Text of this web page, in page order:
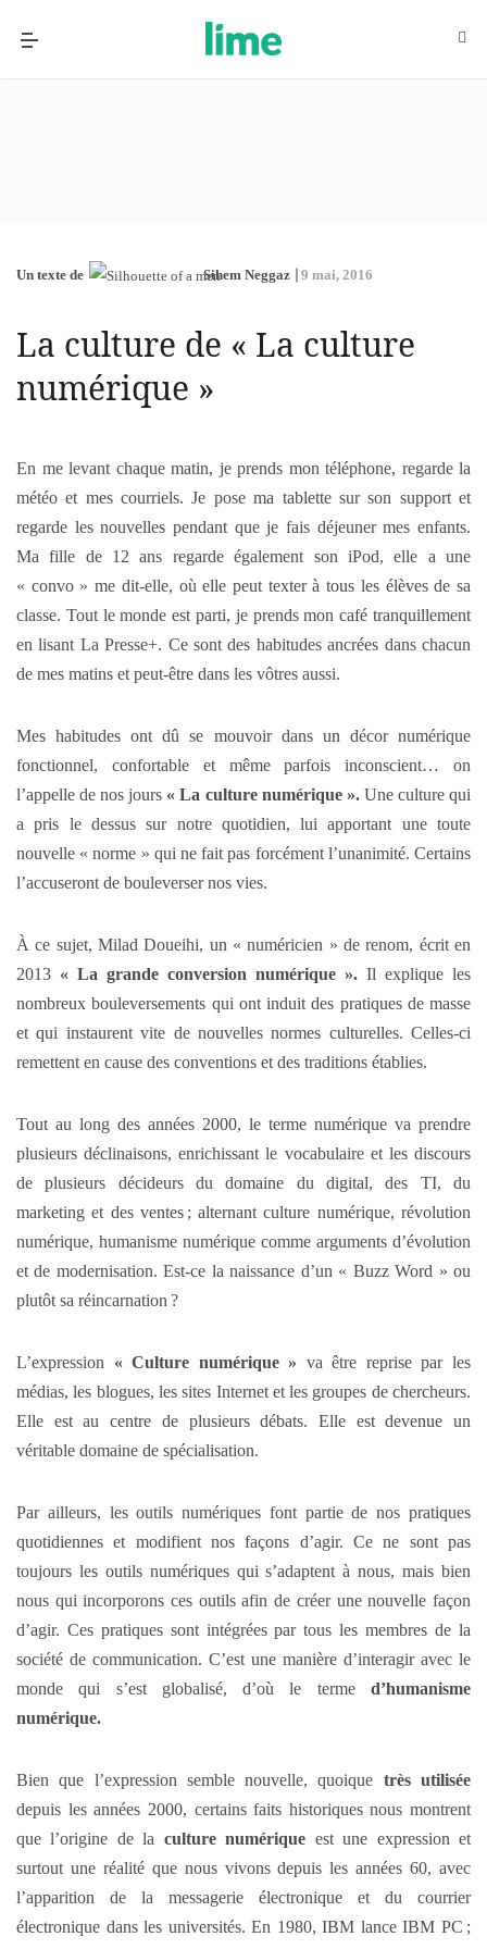
Un texte de Sihem Neggaz 9 mai, 2016
La culture de « La culture
numérique »
En me levant chaque matin, je prends mon téléphone, regarde la
météo et mes courriels. Je pose ma tablette sur son support et
regarde les nouvelles pendant que je fais déjeuner mes enfants.
Ma fille de 12 ans regarde également son iPod, elle a une
« convo » me dit-elle, où elle peut texter à tous les élèves de sa
classe. Tout le monde est parti, je prends mon café tranquillement
en lisant La Presse+. Ce sont des habitudes ancrées dans chacun
de mes matins et peut-être dans les vôtres aussi.
Mes habitudes ont dû se mouvoir dans un décor numérique
fonctionnel, confortable et même parfois inconscient… on
l’appelle de nos jours « La culture numérique ». Une culture qui
a pris le dessus sur notre quotidien, lui apportant une toute
nouvelle « norme » qui ne fait pas forcément l’unanimité. Certains
l’accuseront de bouleverser nos vies.
À ce sujet, Milad Doueihi, un « numéricien » de renom, écrit en
2013 « La grande conversion numérique ». Il explique les
nombreux bouleversements qui ont induit des pratiques de masse
et qui instaurent vite de nouvelles normes culturelles. Celles-ci
remettent en cause des conventions et des traditions établies.
Tout au long des années 2000, le terme numérique va prendre
plusieurs déclinaisons, enrichissant le vocabulaire et les discours
de plusieurs décideurs du domaine du digital, des TI, du
marketing et des ventes ; alternant culture numérique, révolution
numérique, humanisme numérique comme arguments d’évolution
et de modernisation. Est-ce la naissance d’un « Buzz Word » ou
plutôt sa réincarnation ?
L’expression « Culture numérique » va être reprise par les
médias, les blogues, les sites Internet et les groupes de chercheurs.
Elle est au centre de plusieurs débats. Elle est devenue un
véritable domaine de spécialisation.
Par ailleurs, les outils numériques font partie de nos pratiques
quotidiennes et modifient nos façons d’agir. Ce ne sont pas
toujours les outils numériques qui s’adaptent à nous, mais bien
nous qui incorporons ces outils afin de créer une nouvelle façon
d’agir. Ces pratiques sont intégrées par tous les membres de la
société de communication. C’est une manière d’interagir avec le
monde qui s’est globalisé, d’où le terme d’humanisme
numérique.
Bien que l’expression semble nouvelle, quoique très utilisée
depuis les années 2000, certains faits historiques nous montrent
que l’origine de la culture numérique est une expression et
surtout une réalité que nous vivons depuis les années 60, avec
l’apparition de la messagerie électronique et du courrier
électronique dans les universités. En 1980, IBM lance IBM PC ;